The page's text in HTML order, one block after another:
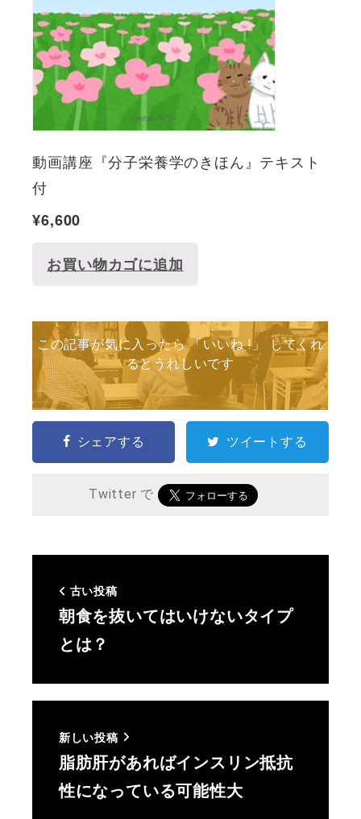
動画講座『分子栄養学のきほん』テキスト
付
¥6,600
お買い物カゴに追加
この記事が気に入ったら 「いいね !」 してくれ
るとうれしいです
シェアする ツイートする
Twitter で
古い投稿
朝食を抜いてはいけないタイプ
とは？
新しい投稿
脂肪肝があればインスリン抵抗
性になっている可能性大